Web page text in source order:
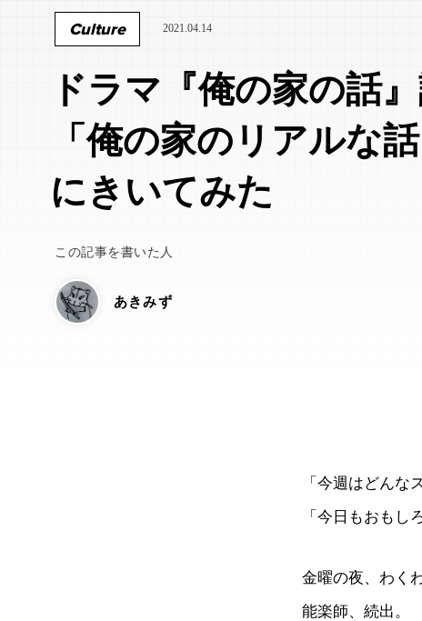
Culture 2021.04.14
ドラマ『俺の家の話
「俺の家のリアルな
にきいてみた
この記事を書いた人
あきみず
「今週はどんな
「今日もおもし
金曜の夜、わく
能楽師、続出。